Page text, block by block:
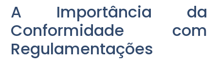
A Importância da
Conformidade com
Regulamentações